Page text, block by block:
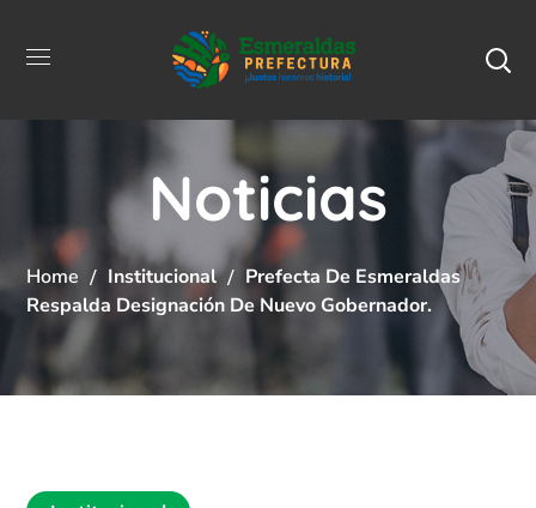
Noticias
Home Institucional
Prefecta De Esmeraldas
Respalda Designación De Nuevo Gobernador.